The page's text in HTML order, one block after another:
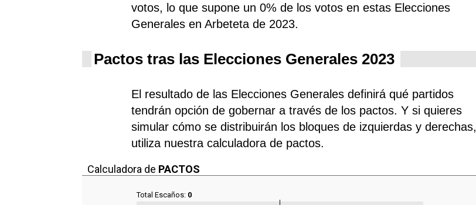
votos, lo que supone un 0% de los votos en estas Elecciones
Generales en Arbeteta de 2023.
Pactos tras las Elecciones Generales 2023
El resultado de las Elecciones Generales definirá qué partidos
tendrán opción de gobernar a través de los pactos. Y si quieres
simular cómo se distribuirán los bloques de izquierdas y derechas,
utiliza nuestra calculadora de pactos.
Calculadora de PACTOS
Total Escaños: 0